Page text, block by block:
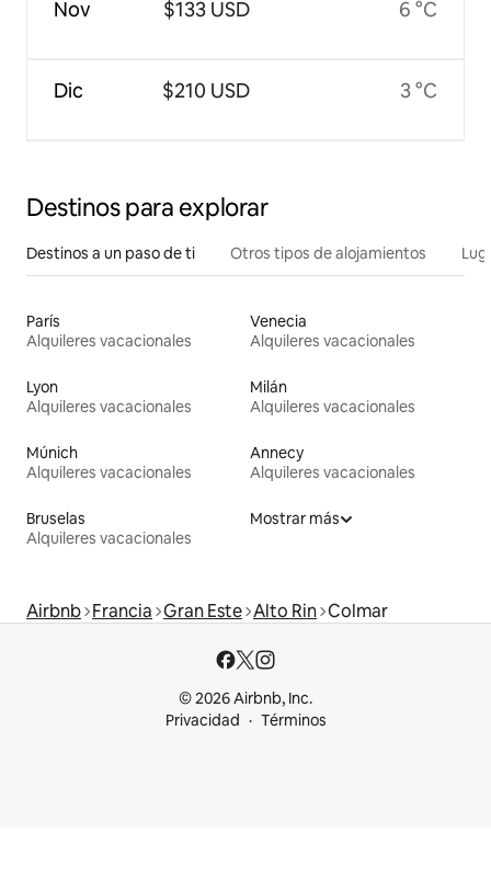
Nov
Dic
$133 USD
$210 USD
6 °C
3 °C
Destinos para explorar
Destinos a un paso de ti Otros tipos de alojamientos
París
Alquileres vacacionales
Venecia
Alquileres vacacionales
Lyon
Alquileres vacacionales
Milán
Alquileres vacacionales
Múnich
Alquileres vacacionales
Annecy
Alquileres vacacionales
Bruselas
Alquileres vacacionales
Mostrar más
Airbnb Francia Gran Este Alto Rin Colmar
© 2026 Airbnb, Inc.
Privacidad
Términos